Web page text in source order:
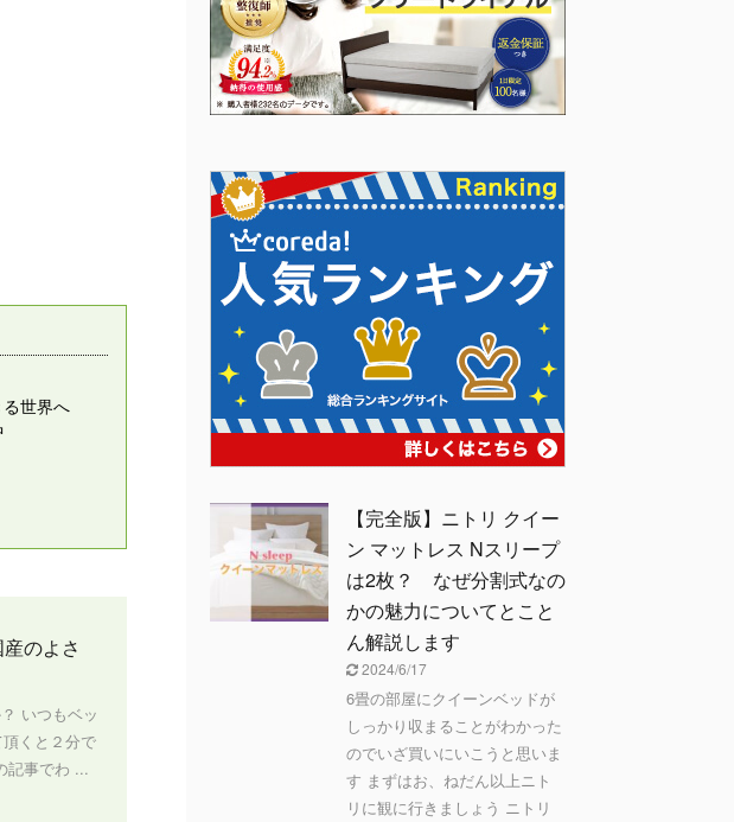
世界へ
のよさ
いつもベッ
くと２分で
記事でわ ...
【完全版】ニトリ クイー
ン マットレス Nスリープ
は2枚？ なぜ分割式なの
かの魅力についてとこと
ん解説します
2024/6/17
6畳の部屋にクイーンベッドが
しっかり収まることがわかった
のでいざ買いにいこうと思いま
す まずはお、ねだん以上ニト
リに観に行きましょう ニトリ